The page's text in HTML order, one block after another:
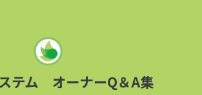
テム オーナーQ＆A集